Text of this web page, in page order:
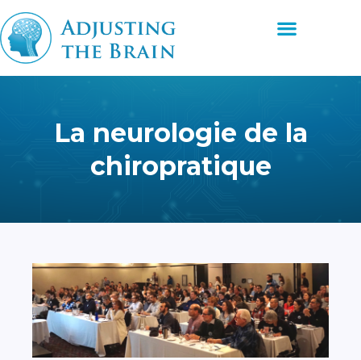
Aller
au
contenu
Menu
La neurologie de la
chiropratique